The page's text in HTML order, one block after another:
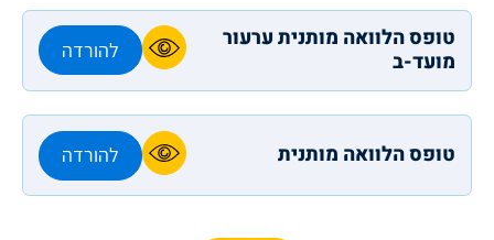
טופס הלוואה מותנית ערעור
מועד-ב
להורדה
טופס הלוואה מותנית להורדה